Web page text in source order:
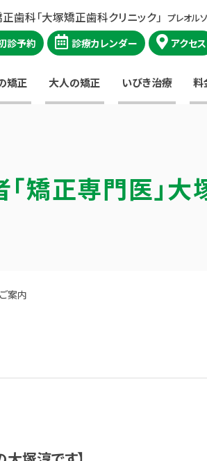
歯科「大塚矯正歯科クリニック」 プレオル
診予約 診療カレンダー アクセス
矯正 大人の矯正 いびき治療 料
「矯正専門医」
案内